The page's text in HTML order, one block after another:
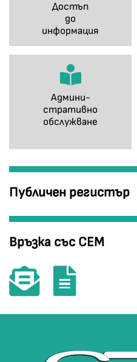
Достъп
до
информация
Админи-
стративно
обслужване
Публичен регистър
Връзка със СЕМ